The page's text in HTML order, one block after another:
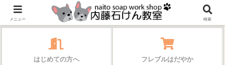
作る楽しさが、毎日の暮らしを変えていく。
はじめての方へ フレブルはだやか
メニュー 検索